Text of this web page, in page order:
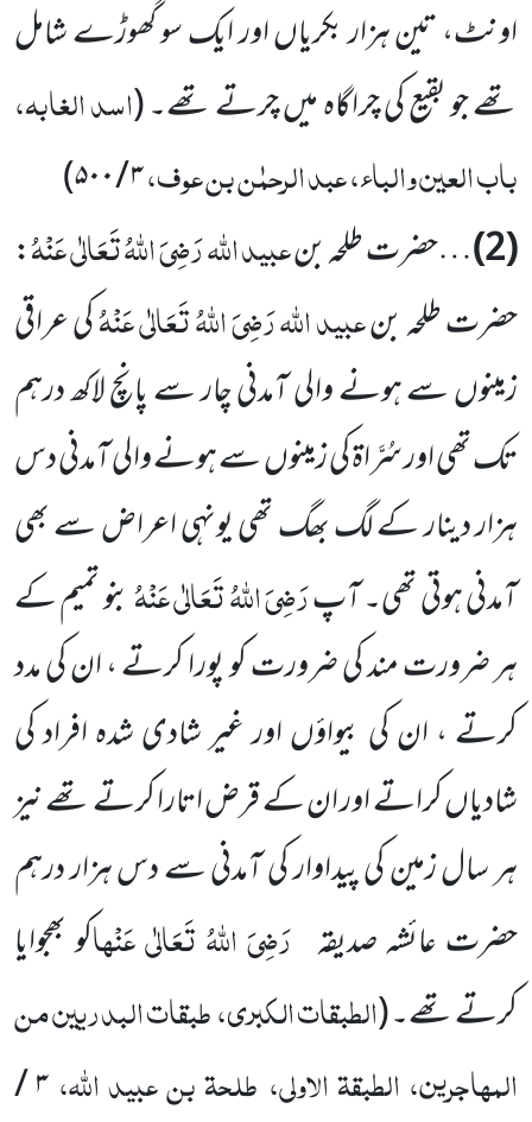
اونٹ، تین ہزار بکریاں اور ایک سو گھوڑے شامل
تھے جو بقیع کی چراگاہ میں چرتے تھے۔(اسد الغابہ،
باب العین والباء، عبد الرحمٰن بن عوف،۳ / ۵۰۰
)
(2) …حضرت طلحہ بنعبید اللہرَضِیَ اللہُ تَعَالٰی عَنْہُ:
حضرت طلحہ بنعبید اللہرَضِیَ اللہُ تَعَالٰی عَنْہُکی عراقی
زمینوں سے ہونے والی آمدنی چار سے پانچ لاکھ درہم
تک تھی اور سُرَّاۃ کی زمینوں سے ہونے والی آمدنی دس
ہزار دینار کے لگ بھگ تھی یونہی اعراض سے بھی
آمدنی ہوتی تھی۔ آپرَضِیَ اللہُ تَعَالٰی عَنْہُبنو تمیم کے
ہر ضرورت مند کی ضرورت کو پورا کرتے ، ان کی مدد
کرتے ، ان کی بیواؤں اور غیر شادی شدہ افراد کی
شادیاں کراتے اور ان کے قرض اتارا کرتے تھے نیز
ہر سال زمین کی پیداوار کی آمدنی سے دس ہزار درہم
حضرت عائشہ صدیقہ رَضِیَ اللہُ تَعَالٰی عَنْھاکو بھجوایا
کرتے تھے۔(الطبقات الکبری، طبقات البدریین من
المہاجرین، الطبقۃ الاولی، طلحۃ بن عبید اللہ، ۳ /